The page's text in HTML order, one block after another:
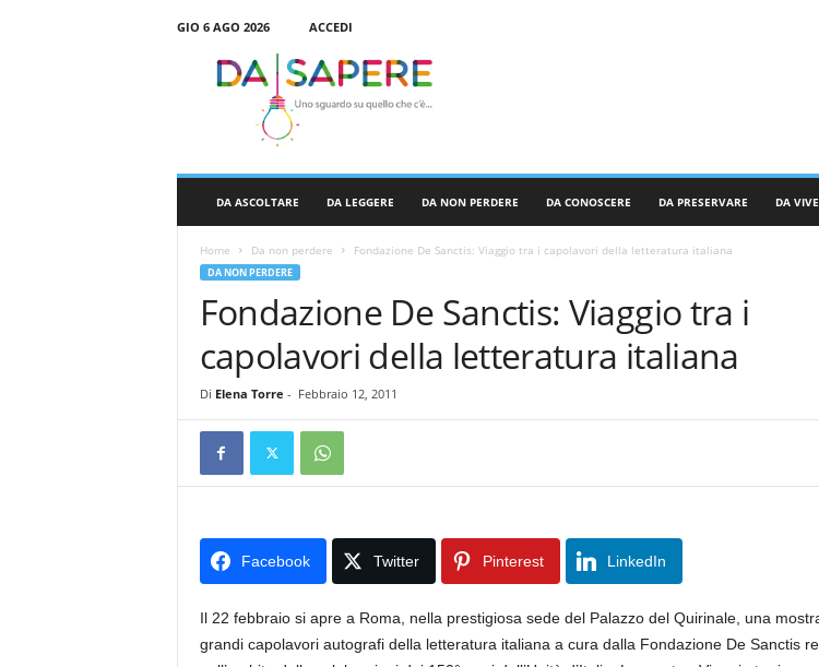
GIO 6 AGO 2026
ACCEDI
DA ASCOLTARE DA LEGGERE DA NON PERDERE DA CONOSCERE DA PRESERVARE DA
Home Da non perdere Fondazione De Sanctis: Viaggio tra i capolavori della letteratura italiana
DA NON PERDERE
Fondazione De Sanctis: Viaggio tra i
capolavori della letteratura italiana
Di Elena Torre - Febbraio 12, 2011
Facebook Twitter Pinterest LinkedIn
Il 22 febbraio si apre a Roma, nella prestigiosa sede del Palazzo del Quirinale, una
grandi capolavori autografi della letteratura italiana a cura dalla Fondazione De Sanctis